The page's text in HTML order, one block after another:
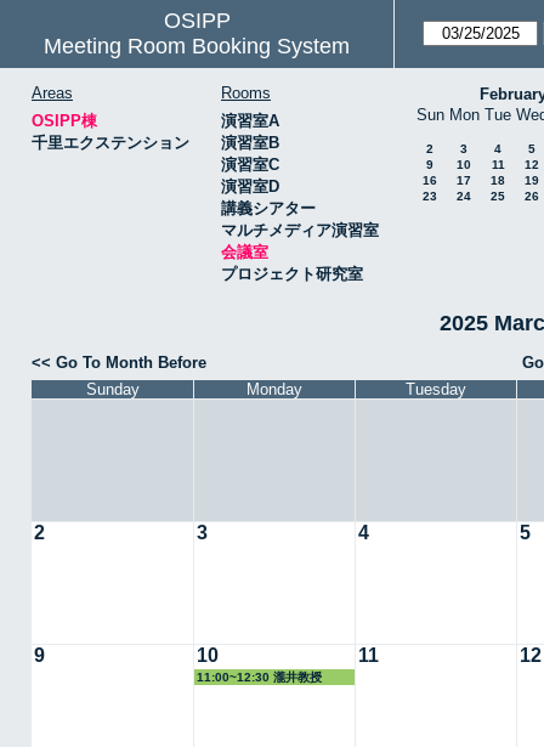
OSIPP
Meeting Room Booking System
Areas
OSIPP棟
千里エクステンション
Rooms
演習室A
演習室B
演習室C
演習室D
講義シアター
マルチメディア演習室
会議室
プロジェクト研究室
Sun Mon Tue
2 3 4
5
9
10 11
12
16
17 18
19
23
24 25 26
2025
<< Go To Month Before
Sunday
Monday Tuesday
2 3 4 5
9 10
11:00~12:30 瀧井教授
11 12